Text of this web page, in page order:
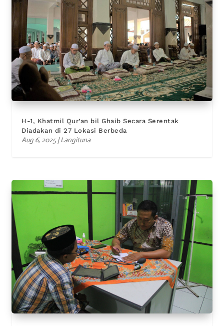
H-1, Khatmil Qur’an bil Ghaib Secara Serentak
Diadakan di 27 Lokasi Berbeda
Aug 6, 2025|Langituna